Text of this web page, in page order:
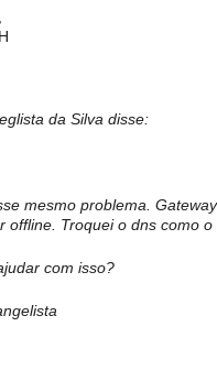
da Silva disse:
mesmo problema.
offline. Troquei o dns como
com isso?